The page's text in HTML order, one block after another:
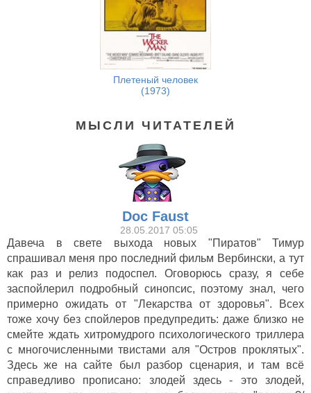
Плетеный человек
(1973)
МЫСЛИ ЧИТАТЕЛЕЙ
Doc Faust
28.05.2017 05:05
Давеча в свете выхода новых "Пиратов" Тимур
спрашивал меня про последний фильм Вербински, а тут
как раз и релиз подоспел. Оговорюсь сразу, я себе
заспойлерил подробный синопсис, поэтому знал, чего
примерно ожидать от "Лекарства от здоровья". Всех
тоже хочу без спойлеров предупредить: даже близко не
смейте ждать хитромудрого психологического триллера
с многочисленными твистами аля "Остров проклятых".
Здесь же на сайте был разбор сценария, и там всё
справедливо прописано: злодей здесь - это злодей,